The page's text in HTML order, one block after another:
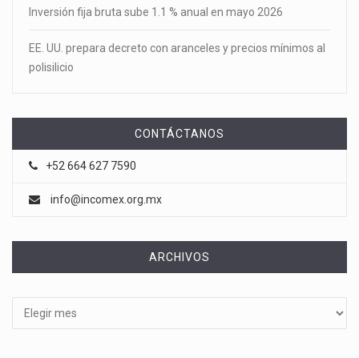
Inversión fija bruta sube 1.1 % anual en mayo 2026
EE. UU. prepara decreto con aranceles y precios mínimos al
polisilicio
CONTÁCTANOS
+52 664 627 7590
info@incomex.org.mx
ARCHIVOS